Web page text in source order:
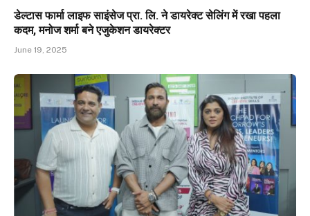
डेल्टास फार्मा लाइफ साइंसेज प्रा. लि. ने डायरेक्ट सेलिंग में रखा पहला
कदम, मनोज शर्मा बने एजुकेशन डायरेक्टर
June 19, 2025